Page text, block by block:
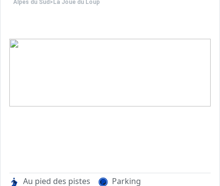
Alpes du Sud > La Joue du Loup
Au pied des pistes Parking